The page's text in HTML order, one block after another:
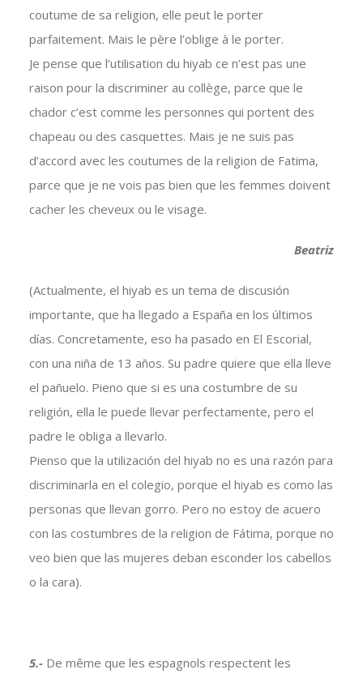
coutume de sa religion, elle peut le porter
parfaitement. Mais le père l’oblige à le porter.
Je pense que l’utilisation du hiyab ce n’est pas une
raison pour la discriminer au collège, parce que le
chador c’est comme les personnes qui portent des
chapeau ou des casquettes. Mais je ne suis pas
d’accord avec les coutumes de la religion de Fatima,
parce que je ne vois pas bien que les femmes doivent
cacher les cheveux ou le visage.
Beatriz
(Actualmente, el hiyab es un tema de discusión
importante, que ha llegado a España en los últimos
días. Concretamente, eso ha pasado en El Escorial,
con una niña de 13 años. Su padre quiere que ella lleve
el pañuelo. Pieno que si es una costumbre de su
religión, ella le puede llevar perfectamente, pero el
padre le obliga a llevarlo.
Pienso que la utilización del hiyab no es una razón para
discriminarla en el colegio, porque el hiyab es como las
personas que llevan gorro. Pero no estoy de acuero
con las costumbres de la religion de Fátima, porque no
veo bien que las mujeres deban esconder los cabellos
o la cara).
5.-De même que les espagnols respectent les